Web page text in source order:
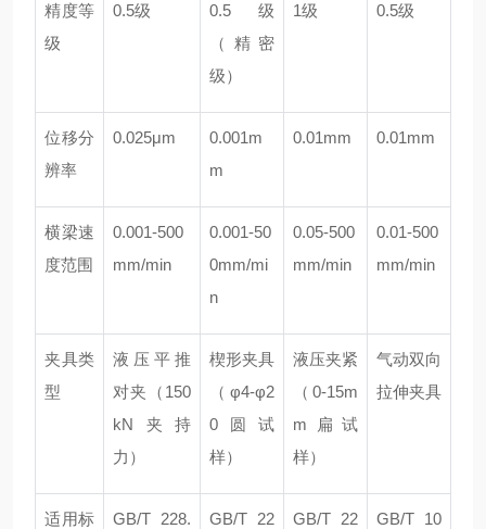
精度等
级
0.5级
0.5级
（精密
级）
1级 0.5级
位移分
辨率
0.025μm
0.001m
m
0.01mm 0.01mm
横梁速
度范围
0.001-500
mm/min
0.001-50
0mm/mi
n
0.05-500
mm/min
0.01-500
mm/min
夹具类
型
液压平推
对夹（150
kN夹持
力）
楔形夹具
（φ4-φ2
0圆试
样）
液压夹紧
（0-15m
m扁试
样）
气动双向
拉伸夹具
适用标
GB/T 228.
GB/T 22
GB/T 22
GB/T 10